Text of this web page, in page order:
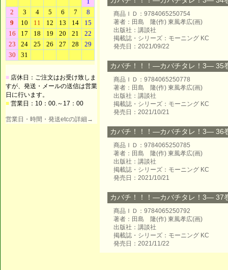
■ 店休日：ご注文はお受け致しま
すが、発送・メールの送信は営業
日に行います。
■ 営業日：10：00.～17：00
営業日・時間・発送etcの詳細→
商品ＩＤ：9784065250754
著者：田島 隆(作) 東風孝広(画)
出版社：講談社
掲載誌・シリーズ：モーニング KC
発売日：2021/09/22
カバチ！！！―カバチタレ！3― 35
商品ＩＤ：9784065250778
著者：田島 隆(作) 東風孝広(画)
出版社：講談社
掲載誌・シリーズ：モーニング KC
発売日：2021/10/21
カバチ！！！―カバチタレ！3― 36
商品ＩＤ：9784065250785
著者：田島 隆(作) 東風孝広(画)
出版社：講談社
掲載誌・シリーズ：モーニング KC
発売日：2021/10/21
カバチ！！！―カバチタレ！3― 37
商品ＩＤ：9784065250792
著者：田島 隆(作) 東風孝広(画)
出版社：講談社
掲載誌・シリーズ：モーニング KC
発売日：2021/11/22